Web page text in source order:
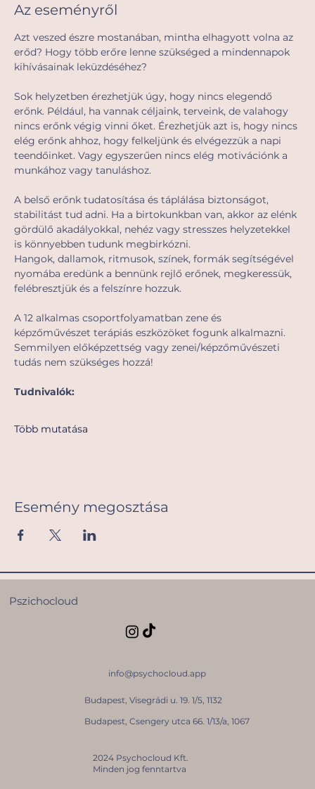
Az eseményről
Azt veszed észre mostanában, mintha elhagyott volna az
erőd? Hogy több erőre lenne szükséged a mindennapok
kihívásainak leküzdéséhez?
Sok helyzetben érezhetjük úgy, hogy nincs elegendő
erőnk. Például, ha vannak céljaink, terveink, de valahogy
nincs erőnk végig vinni őket. Érezhetjük azt is, hogy nincs
elég erőnk ahhoz, hogy felkeljünk és elvégezzük a napi
teendőinket. Vagy egyszerűen nincs elég motivációnk a
munkához vagy tanuláshoz.
A belső erőnk tudatosítása és táplálása biztonságot,
stabilitást tud adni. Ha a birtokunkban van, akkor az elénk
gördülő akadályokkal, nehéz vagy stresszes helyzetekkel
is könnyebben tudunk megbirkózni.
Hangok, dallamok, ritmusok, színek, formák segítségével
nyomába eredünk a bennünk rejlő erőnek, megkeressük,
felébresztjük és a felszínre hozzuk.
A 12 alkalmas csoportfolyamatban zene és
képzőművészet terápiás eszközöket fogunk alkalmazni.
Semmilyen előképzettség vagy zenei/képzőművészeti
tudás nem szükséges hozzá!
Tudnivalók:
Több mutatása
Esemény megosztása
2024 Psychocloud Kft.
Minden jog fenntartva
info@psychocloud.app
Budapest, Visegrádi u. 19. 1/5, 1132
Budapest, Csengery utca 66. 1/13/a, 1067
Pszichocloud